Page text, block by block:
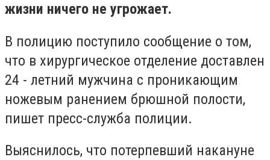
жизни ничего не угрожает.
В полицию поступило сообщение о том,
что в хирургическое отделение доставлен
24 - летний мужчина с проникающим
ножевым ранением брюшной полости,
пишет пресс-служба полиции.
Выяснилось, что потерпевший накануне